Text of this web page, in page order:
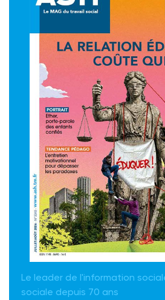
Le leader de l'information
sociale depuis 70 ans